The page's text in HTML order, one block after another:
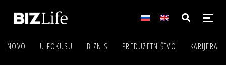
NOVO U FOKUSU BIZNIS PREDUZETNIŠTVO KARIJERA